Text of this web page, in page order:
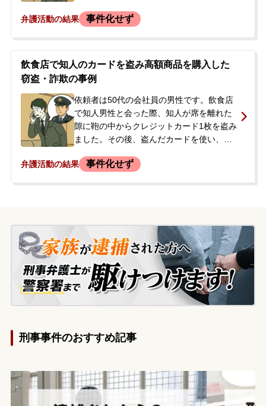
正に受け取っていました。不正に得た謝礼
サイトの運営会社からサービス利用停止
と、民事・刑事での法的措置を検討してい
る旨のメッセージが届きました。警察が介
入する前の段階でしたが、刑事告訴される
ことを回避したいとの思いから、当事務所
に相談されました。
弁護活動の結果 事件化せず
飲食店で知人のカードを盗み高額商品を購入した
窃盗・詐欺の事例
依頼者は50代の会社員の男性です。飲食店
で知人男性と会った際、知人が席を離れた
隙に鞄の中からクレジットカード1枚を盗み
ました。その後、盗んだカードを使い、デ
計約42万円分を不正に購入しました。後
められました。被害者から被害届を取り下
げるとの意向は示されていましたが、警察
の捜査が進んでいる状況に不安を感じ、今
後の対応と示談交渉について相談するた
め、当事務所へ来所されました。
弁護活動の結果 事件化せず
刑事事件のおすすめ記事